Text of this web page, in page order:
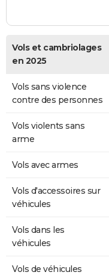
Vols et cambriolages
en 2025
Vols sans violence
contre des personnes
Vols violents sans
arme
Vols avec armes
Vols d'accessoires sur
véhicules
Vols dans les
véhicules
Vols de véhicules